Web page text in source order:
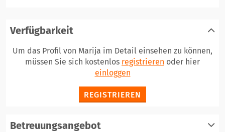
Verfügbarkeit
Um das Profil von Marija im Detail einsehen zu können,
müssen Sie sich kostenlos registrieren oder hier
einloggen
REGISTRIEREN
Betreuungsangebot